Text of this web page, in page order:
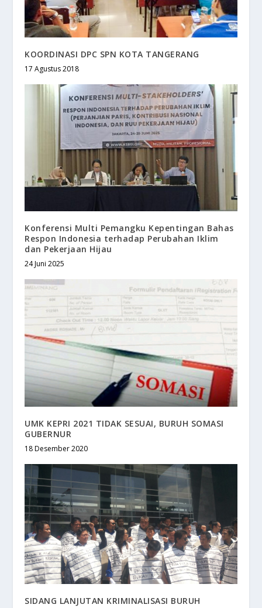
KOORDINASI DPC SPN KOTA TANGERANG
17 Agustus 2018
Konferensi Multi Pemangku Kepentingan Bahas
Respon Indonesia terhadap Perubahan Iklim
dan Pekerjaan Hijau
24 Juni 2025
UMK KEPRI 2021 TIDAK SESUAI, BURUH SOMASI
GUBERNUR
18 Desember 2020
SIDANG LANJUTAN KRIMINALISASI BURUH